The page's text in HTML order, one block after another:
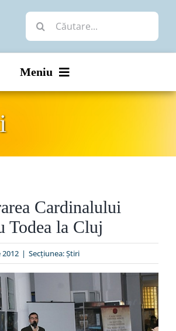
Cautare...
Meniu
Cardinalului
Todea la Cluj
2012 | Secțiunea:Ştiri